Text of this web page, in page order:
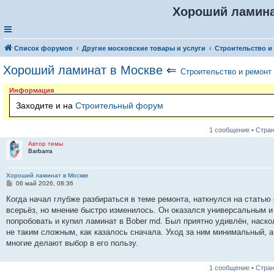
Хороший
Список форумов Другие московские товары и услуги Строительство
Хороший ламинат в Москве ⇐ Строительство и ремонт
Информация
Заходите и на Строительный форум
1 сообщение •
Автор темы
Barbarra
Хороший ламинат в Москве
С
о
щ
е
и
е
06 май 2026, 08:36
Когда начал глубже разбираться в теме ремонта, наткнулся на
всерьёз, но мнение быстро изменилось. Он оказался универсальным
попробовать и купил ламинат в Bober md. Был приятно удивлён,
не таким сложным, как казалось сначала. Уход за ним минимальный,
многие делают выбор в его пользу.
1 сообщение •